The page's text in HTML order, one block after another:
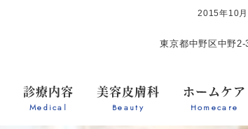
2015年10
東京都中野区中野
診療内容
Medical
美容皮膚科
Beauty
ホームケア
Homecare